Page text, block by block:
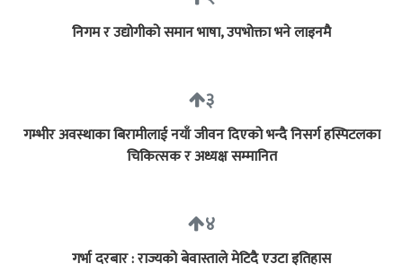
निगम र उद्योगीको समान भाषा, उपभोक्ता भने लाइनमै
३
गम्भीर अवस्थाका बिरामीलाई नयाँ जीवन दिएको भन्दै निसर्ग हस्पिटलका
चिकित्सक र अध्यक्ष सम्मानित
४
गर्भा दरबार : राज्यको बेवास्ताले मेटिदै एउटा इतिहास